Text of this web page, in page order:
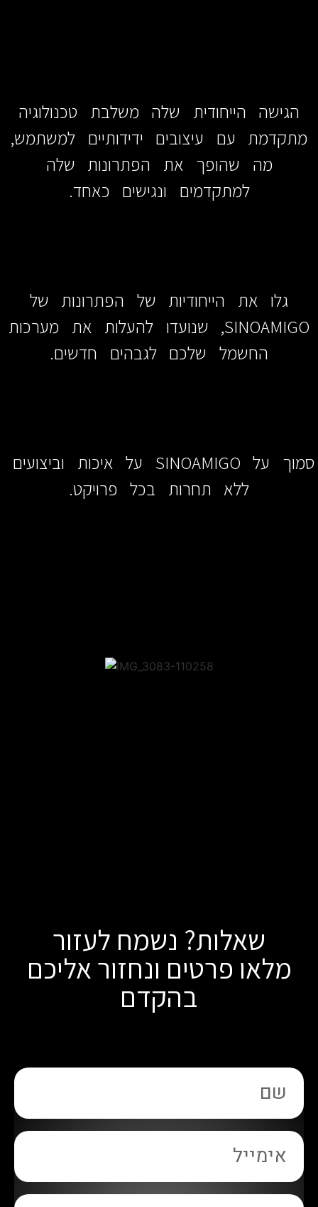
הגישה הייחודית שלה משלבת טכנולוגיה
מתקדמת עם עיצובים ידידותיים למשתמש,
מה שהופך את הפתרונות שלה
למתקדמים ונגישים כאחד.
גלו את הייחודיות של הפתרונות של
SINOAMIGO, שנועדו להעלות את מערכות
החשמל שלכם לגבהים חדשים.
סמוך על SINOAMIGO על איכות וביצועים
ללא תחרות בכל פרויקט.
שאלות? נשמח לעזור
מלאו פרטים ונחזור אליכם
בהקדם